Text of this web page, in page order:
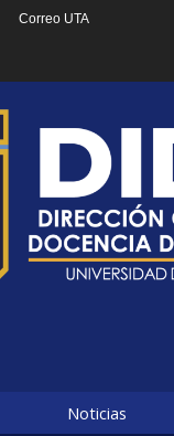
Correo UTA
Noticias